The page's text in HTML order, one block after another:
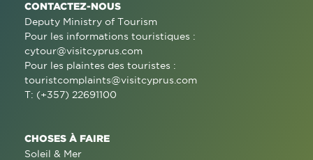
CONTACTEZ-NOUS
Deputy Ministry of Tourism
Pour les informations touristiques :
cytour@visitcyprus.com
Pour les plaintes des touristes :
touristcomplaints@visitcyprus.com
T: (+357) 22691100
CHOSES À FAIRE
Soleil & Mer